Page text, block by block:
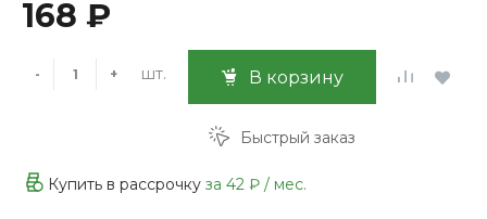
168 ₽
- + шт. В корзину
Быстрый заказ
Купить в рассрочку за 42 ₽ / мес.